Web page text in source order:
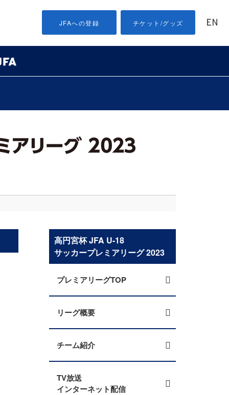
JFAへの登録 チケット/グッズ EN
高円宮杯 JFA U-18
サッカープレミアリーグ 2023
プレミアリーグTOP
リーグ概要
チーム紹介
TV放送
インターネット配信